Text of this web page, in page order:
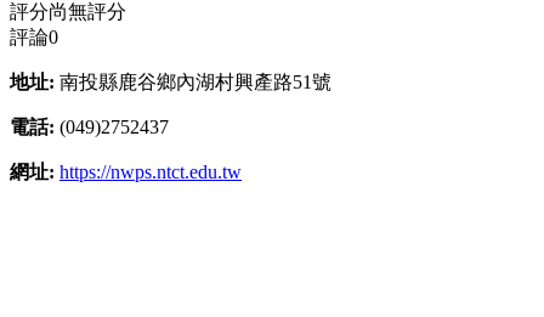
評分尚無評分
評論0
地址: 南投縣鹿谷鄉內湖村興產路51號
電話: (049)2752437
網址: https://nwps.ntct.edu.tw